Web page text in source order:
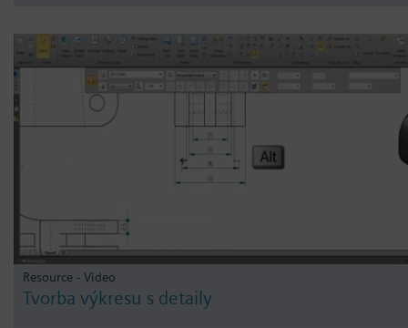
Resource - Video
Tvorba výkresu s detaily